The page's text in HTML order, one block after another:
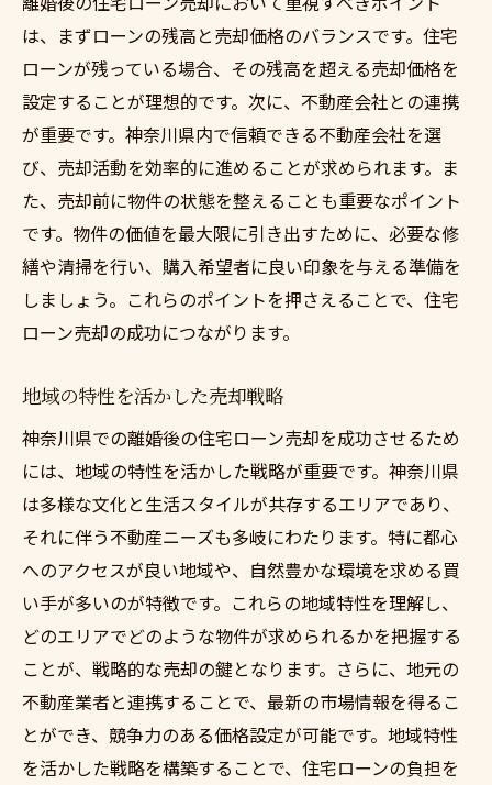
は、まずローンの残高と売却価格のバランスです。住宅
ローンが残っている場合、その残高を超える売却価格を
設定することが理想的です。次に、不動産会社との連携
が重要です。神奈川県内で信頼できる不動産会社を選
び、売却活動を効率的に進めることが求められます。ま
た、売却前に物件の状態を整えることも重要なポイント
です。物件の価値を最大限に引き出すために、必要な修
繕や清掃を行い、購入希望者に良い印象を与える準備を
しましょう。これらのポイントを押さえることで、住宅
ローン売却の成功につながります。
地域の特性を活かした売却戦略
神奈川県での離婚後の住宅ローン売却を成功させるため
には、地域の特性を活かした戦略が重要です。神奈川県
は多様な文化と生活スタイルが共存するエリアであり、
それに伴う不動産ニーズも多岐にわたります。特に都心
へのアクセスが良い地域や、自然豊かな環境を求める買
い手が多いのが特徴です。これらの地域特性を理解し、
どのエリアでどのような物件が求められるかを把握する
ことが、戦略的な売却の鍵となります。さらに、地元の
不動産業者と連携することで、最新の市場情報を得るこ
とができ、競争力のある価格設定が可能です。地域特性
を活かした戦略を構築することで、住宅ローンの負担を